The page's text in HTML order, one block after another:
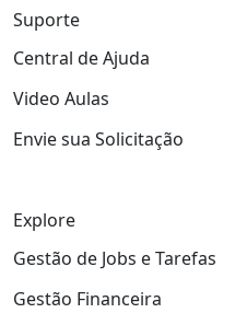
Suporte
Central de Ajuda
Video Aulas
Envie sua Solicitação
Explore
Gestão de Jobs e Tarefas
Gestão Financeira